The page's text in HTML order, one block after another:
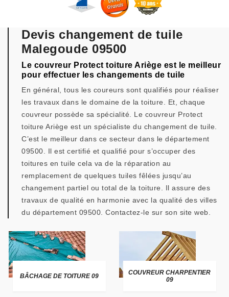
Devis changement de tuile
Malegoude 09500
Le couvreur Protect toiture Ariège est le meilleur
pour effectuer les changements de tuile
En général, tous les coureurs sont qualifiés pour réaliser
les travaux dans le domaine de la toiture. Et, chaque
couvreur possède sa spécialité. Le couvreur Protect
toiture Ariège est un spécialiste du changement de tuile.
C’est le meilleur dans ce secteur dans le département
09500. Il est certifié et qualifié pour s’occuper des
toitures en tuile cela va de la réparation au
remplacement de quelques tuiles fêlées jusqu’au
changement partiel ou total de la toiture. Il assure des
travaux de qualité en harmonie avec la qualité des villes
du département 09500. Contactez-le sur son site web.
BÂCHAGE DE TOITURE 09
COUVREUR CHARPENTIER
09